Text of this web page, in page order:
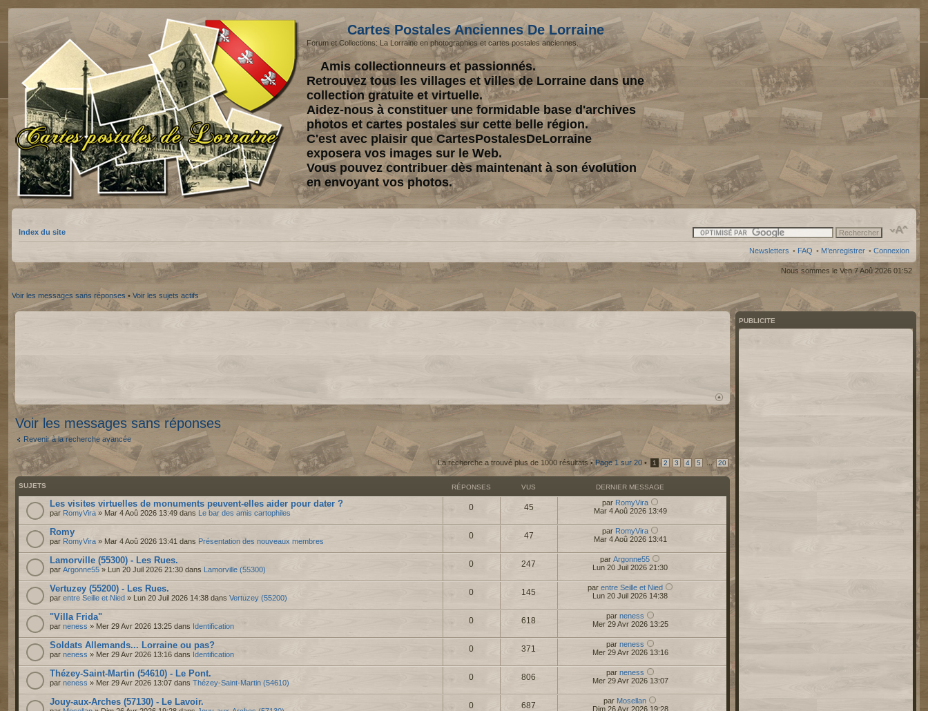
Cartes Postales Anciennes De Lorraine
Forum et Collections: La Lorraine en photographies et cartes postales anciennes.
Amis collectionneurs et passionnés.
Retrouvez tous les villages et villes de Lorraine dans une
collection gratuite et virtuelle.
Aidez-nous à constituer une formidable base d'archives
photos et cartes postales sur cette belle région.
C'est avec plaisir que CartesPostalesDeLorraine
exposera vos images sur le Web.
Vous pouvez contribuer dès maintenant à son évolution
en envoyant vos photos.
Index du site
Newsletters • FAQ • M’enregistrer • Connexion
Nous sommes le Ven 7 Aoû 2026 01:52
Voir les messages sans réponses • Voir les sujets actifs
Voir les messages sans réponses
Revenir à la recherche avancée
La recherche a trouvé plus de 1000 résultats • Page1sur 20• 1 2 3 4 5 ... 20
SUJETS RÉPONSES VUS DERNIER MESSAGE
Les visites virtuelles de monuments peuvent-elles aider pour dater ?
par RomyVira » Mar 4 Aoû 2026 13:49 dans Le bar des amis cartophiles
0 45 par RomyVira
Mar 4 Aoû 2026 13:49
Romy
par RomyVira » Mar 4 Aoû 2026 13:41 dans Présentation des nouveaux membres
0 47 par RomyVira
Mar 4 Aoû 2026 13:41
Lamorville (55300) - Les Rues.
par Argonne55 » Lun 20 Juil 2026 21:30 dans Lamorville (55300)
0 247 parArgonne55
Lun 20 Juil 2026 21:30
Vertuzey (55200) - Les Rues.
par entre Seille et Nied » Lun 20 Juil 2026 14:38 dans Vertuzey (55200)
0 145 par entre Seille et Nied
Lun 20 Juil 2026 14:38
"Villa Frida"
par neness » Mer 29 Avr 2026 13:25 dans Identification
0 618 par neness
Mer 29 Avr 2026 13:25
Soldats Allemands... Lorraine ou pas?
par neness » Mer 29 Avr 2026 13:16 dans Identification
0 371 par neness
Mer 29 Avr 2026 13:16
Thézey-Saint-Martin (54610) - Le Pont.
par neness » Mer 29 Avr 2026 13:07 dans Thézey-Saint-Martin (54610)
0 806 par neness
Mer 29 Avr 2026 13:07
Jouy-aux-Arches (57130) - Le Lavoir. 0 687 par Mosellan
Dim 26 Avr 2026 19:28
PUBLICITE